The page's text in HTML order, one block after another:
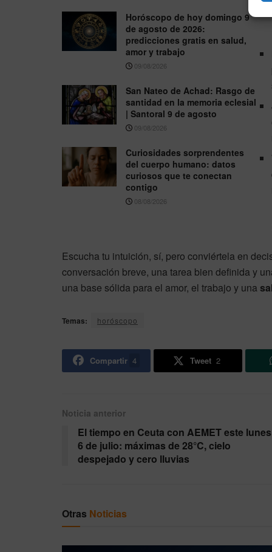
Horóscopo de hoy domingo 9
de agosto de 2026:
predicciones gratis en salud,
amor y trabajo
09/08/2026
San Nateo de Achad: Rasgo de
santidad en la memoria eclesial
| Santoral 9 de agosto
09/08/2026
Curiosidades sorprendentes
del cuerpo humano: datos
curiosos que te conectan
contigo
08/08/2026
Escucha tu intuición, sí, pero conviértela en
conversación breve, una tarea bien definida y
una base sólida para el amor, el trabajo y una
Temas: horóscopo
Compartir 4 Tweet 2
Noticia anterior
El tiempo en Ceuta con AEMET este lunes
6 de julio: máximas de 28°C, cielo
despejado y cero lluvias
Otras Noticias